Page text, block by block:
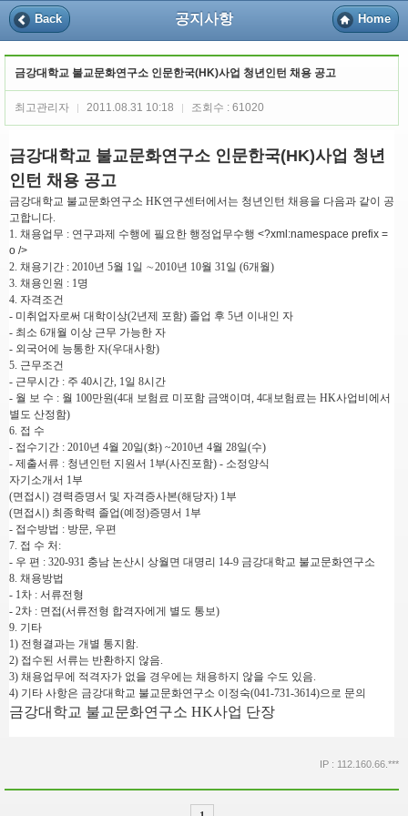
Back 공지사항 Home
금강대학교 불교문화연구소 인문한국(HK)사업 청년인턴 채용 공고
최고관리자 2011.08.31 10:18 조회수 : 61020
금강대학교 불교문화연구소 인문한국(HK)사업 청년
인턴 채용 공고
금강대학교 불교문화연구소 HK연구센터에서는 청년인턴 채용을 다음과 같이 공
고합니다.
1. 채용업무 : 연구과제 수행에 필요한 행정업무수행 <?xml:namespace prefix =
o />
2. 채용기간 : 2010년 5월 1일 ∼2010년 10월 31일 (6개월)
3. 채용인원 : 1명
4. 자격조건
- 미취업자로써 대학이상(2년제 포함) 졸업 후 5년 이내인 자
- 최소 6개월 이상 근무 가능한 자
- 외국어에 능통한 자(우대사항)
5. 근무조건
- 근무시간 : 주 40시간, 1일 8시간
- 월 보 수 : 월 100만원(4대 보험료 미포함 금액이며, 4대보험료는 HK사업비에서
별도 산정함)
6. 접 수
- 접수기간 : 2010년 4월 20일(화) ~2010년 4월 28일(수)
- 제출서류 : 청년인턴 지원서 1부(사진포함) - 소정양식
자기소개서 1부
(면접시) 경력증명서 및 자격증사본(해당자) 1부
(면접시) 최종학력 졸업(예정)증명서 1부
- 접수방법 : 방문, 우편
7. 접 수 처:
- 우 편 : 320-931 충남 논산시 상월면 대명리 14-9 금강대학교 불교문화연구소
8. 채용방법
- 1차 : 서류전형
- 2차 : 면접(서류전형 합격자에게 별도 통보)
9. 기타
1) 전형결과는 개별 통지함.
2) 접수된 서류는 반환하지 않음.
3) 채용업무에 적격자가 없을 경우에는 채용하지 않을 수도 있음.
4) 기타 사항은 금강대학교 불교문화연구소 이정숙(041-731-3614)으로 문의
금강대학교 불교문화연구소 HK사업 단장
IP : 112.160.66.***